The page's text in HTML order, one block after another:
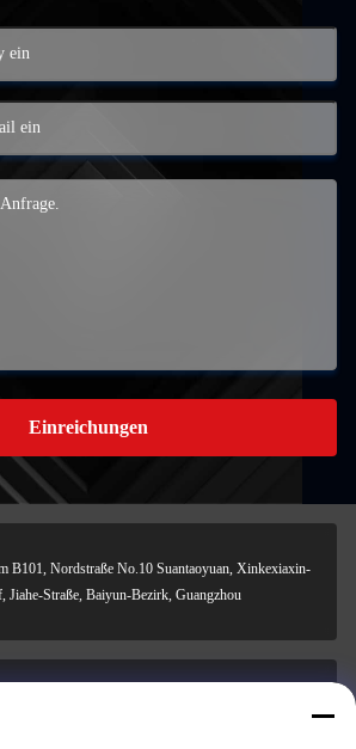
Einreichungen
B101, Nordstraße No.10 Suantaoyuan, Xinkexiaxin-
Jiahe-Straße, Baiyun-Bezirk, Guangzhou